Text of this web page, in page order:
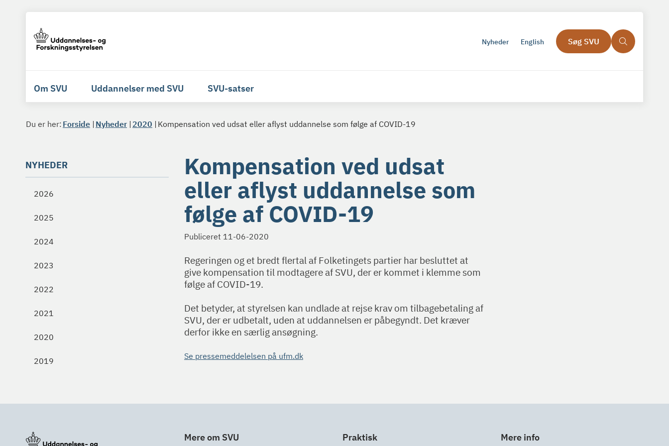
Nyheder English Søg SVU
Om SVU Uddannelser med SVU SVU-satser
Du er her: Forside Nyheder 2020 Kompensation ved udsat eller aflyst uddannelse som følge af COVID-19
NYHEDER
2026
2025
2024
2023
2022
2021
2020
2019
Kompensation ved udsat
eller aflyst uddannelse som
følge af COVID-19
Publiceret 11-06-2020
Regeringen og et bredt flertal af Folketingets partier har besluttet at
give kompensation til modtagere af SVU, der er kommet i klemme som
følge af COVID-19.
Det betyder, at styrelsen kan undlade at rejse krav om tilbagebetaling af
SVU, der er udbetalt, uden at uddannelsen er påbegyndt. Det kræver
derfor ikke en særlig ansøgning.
Se pressemeddelelsen på ufm.dk
Mere om SVU Praktisk Mere info